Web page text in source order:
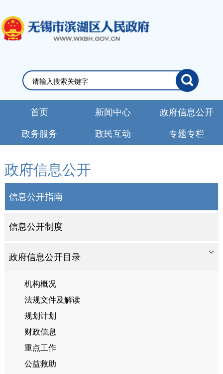
首页 新闻中心 政府信息公开
政务服务 政民互动 专题专栏
政府信息公开
信息公开指南
信息公开制度
政府信息公开目录
机构概况
法规文件及解读
规划计划
财政信息
重点工作
公益救助